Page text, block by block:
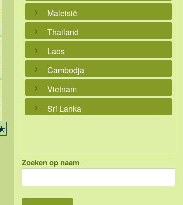
Maleisië
Thailand
Laos
Cambodja
Vietnam
Sri Lanka
Zoeken op naam